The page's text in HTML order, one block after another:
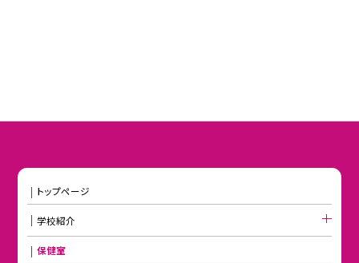
トップページ
学校紹介
保健室